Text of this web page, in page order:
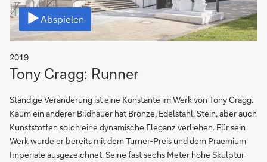
Abspielen
Video
2019
Tony Cragg: Runner
Ständige Veränderung ist eine Konstante im Werk von Tony Cragg.
Kaum ein anderer Bildhauer hat Bronze, Edelstahl, Stein, aber auch
Kunststoffen solch eine dynamische Eleganz verliehen. Für sein
Werk wurde er bereits mit dem Turner-Preis und dem Praemium
Imperiale ausgezeichnet. Seine fast sechs Meter hohe Skulptur